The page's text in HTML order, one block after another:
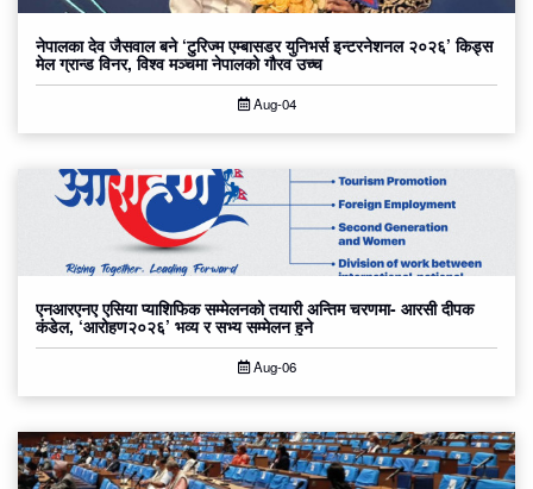
नेपालका देव जैसवाल बने ‘टुरिज्म एम्बासडर युनिभर्स इन्टरनेशनल २०२६’ किड्स
मेल ग्रान्ड विनर, विश्व मञ्चमा नेपालको गौरव उच्च
Aug-04
एनआरएनए एसिया प्याशिफिक सम्मेलनको तयारी अन्तिम चरणमा- आरसी दीपक
कंडेल, ‘आरोहण२०२६’ भव्य र सभ्य सम्मेलन हुने
Aug-06